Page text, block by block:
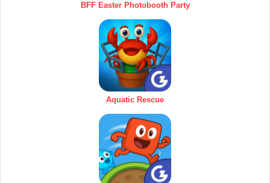
BFF Easter Photobooth Party
Aquatic Rescue